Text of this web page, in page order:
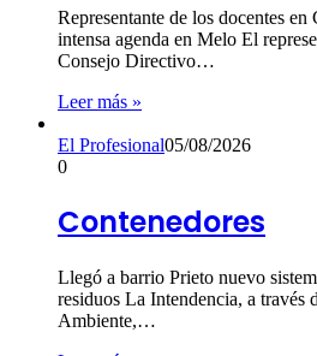
Representante de los docentes
intensa agenda en Melo El
Consejo Directivo…
Leer más »
El Profesional05/08/2026
0
Contenedores
Llegó a barrio Prieto nuevo
residuos La Intendencia, a través
Ambiente,…